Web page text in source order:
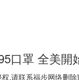
口罩 全美開
,请联系福步网络删除]